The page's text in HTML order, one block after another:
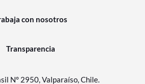
con nosotros
Transparencia
N° 2950, Valparaíso, Chile.